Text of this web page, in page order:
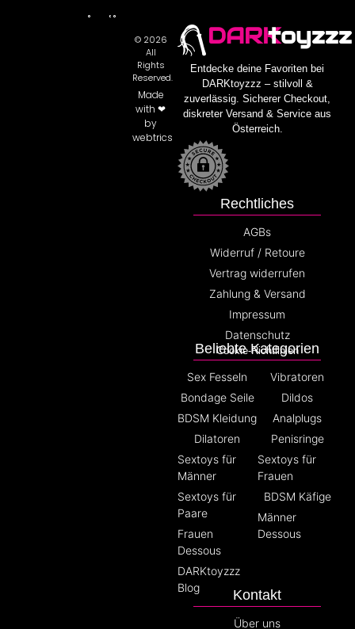
DARKtoyzzz
Entdecke deine Favoriten bei
DARKtoyzzz – stilvoll &
zuverlässig. Sicherer Checkout,
diskreter Versand & Service aus
Österreich.
Beliebte Kategorien
Sex Fesseln
Bondage Seile
BDSM Kleidung
Dilatoren
Sextoys für
Männer
Sextoys für
Paare
Frauen
Dessous
DARKtoyzzz
Blog
Vibratoren
Dildos
Analplugs
Penisringe
Sextoys für
Frauen
BDSM Käfige
Männer
Dessous
Rechtliches
AGBs
Widerruf / Retoure
Vertrag widerrufen
Zahlung & Versand
Impressum
Datenschutz
Cookie-Richtlinien
Kontakt
Über uns
© 2026
All
Rights
Reserved.
Made
with ❤
by
webtrics